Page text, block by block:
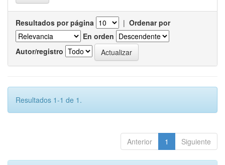
Resultados por página | Ordenar por
En orden
Autor/registro
Resultados 1-1 de 1.
Anterior 1 Siguiente